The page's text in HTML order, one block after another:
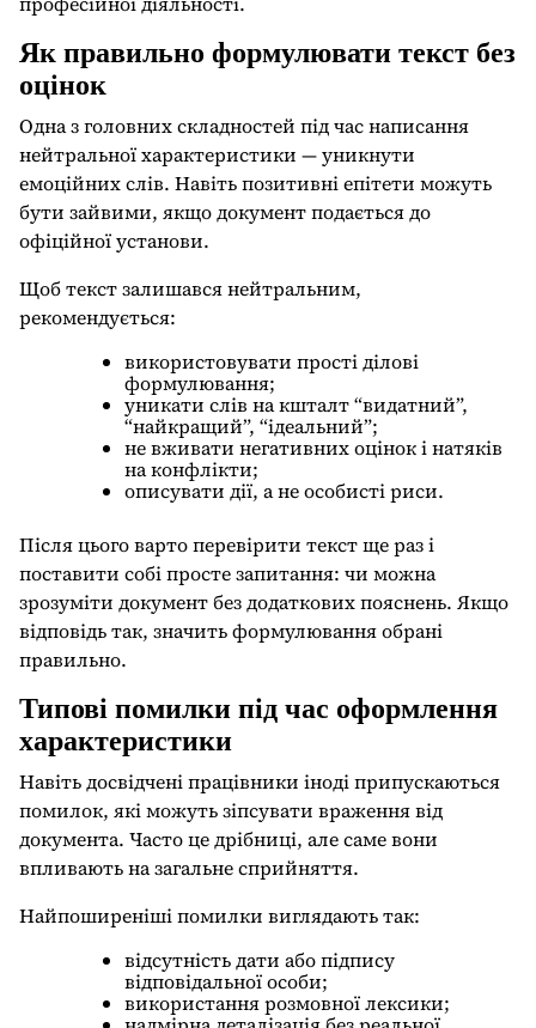
Як правильно формулювати текст без
оцінок
Одна з головних складностей під час написання
нейтральної характеристики — уникнути
емоційних слів. Навіть позитивні епітети можуть
бути зайвими, якщо документ подається до
офіційної установи.
Щоб текст залишався нейтральним,
рекомендується:
використовувати прості ділові
формулювання;
уникати слів на кшталт “видатний”,
“найкращий”, “ідеальний”;
не вживати негативних оцінок і натяків
на конфлікти;
описувати дії, а не особисті риси.
Після цього варто перевірити текст ще раз і
поставити собі просте запитання: чи можна
зрозуміти документ без додаткових пояснень. Якщо
відповідь так, значить формулювання обрані
правильно.
Типові помилки під час оформлення
характеристики
Навіть досвідчені працівники іноді припускаються
помилок, які можуть зіпсувати враження від
документа. Часто це дрібниці, але саме вони
впливають на загальне сприйняття.
Найпоширеніші помилки виглядають так:
відсутність дати або підпису
відповідальної особи;
використання розмовної лексики;